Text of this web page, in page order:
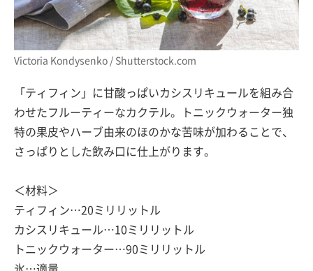
Victoria Kondysenko / Shutterstock.com
「ティフィン」に甘酸っぱいカシスリキュールを組み合
わせたフルーティーなカクテル。トニックウォーター独
特の果皮やハーブ由来のほのかな苦味が加わることで、
さっぱりとした飲み口に仕上がります。
＜材料＞
ティフィン…20ミリリットル
カシスリキュール…10ミリリットル
トニックウォーター…90ミリリットル